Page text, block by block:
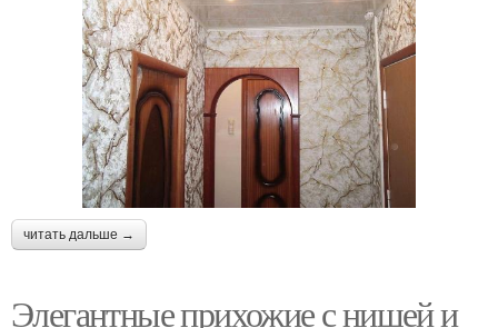
читать дальше →
Элегантные прихожие с нишей и